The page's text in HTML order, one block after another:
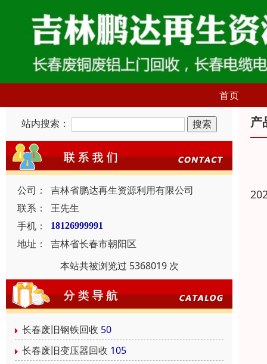
首页
站内搜索：
公司：
吉林省鹏达再生资源利用有限公司
联系：
王先生
手机：
18126999991
地址：
吉林省长春市朝阳区
本站共被浏览过 5368019 次
长春废旧钢铁回收 50
长春废旧变压器回收 105
产